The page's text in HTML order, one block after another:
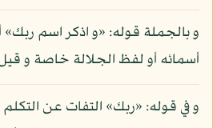
و بالجملة قوله: «و اذكر اسم
أسمائه أو لفظ الجلالة خاصة و
و في قوله: «ربك» التفات عن التكلم